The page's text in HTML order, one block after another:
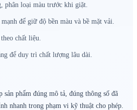
phân loại màu trước khi giặt.
để giữ độ bền màu và bề mặt vải.
chất liệu.
để duy trì chất lượng lâu dài.
sản phẩm đúng mô tả, đúng thông số đã
nhanh trong phạm vi kỹ thuật cho phép.